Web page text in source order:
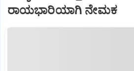
ರಾಯಭಾರಿಯಾಗಿ ನೇಮಕ